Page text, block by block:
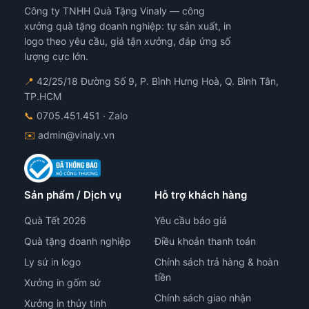
thể
được
chọn
sản
Công ty TNHH Quà Tặng Vinaly — công
xưởng quà tặng doanh nghiệp: tự sản xuất, in
logo theo yêu cầu, giá tận xưởng, đáp ứng số
lượng cực lớn.
📍 42/25/18 Đường Số 9, P. Bình Hưng Hoà, Q. Bình Tân,
TP.HCM
📞 0705.451.451 · Zalo
✉️ admin@vinaly.vn
Sản phẩm / Dịch vụ
Quà Tết 2026
Quà tặng doanh nghiệp
Ly sứ in logo
Xưởng in gốm sứ
Xưởng in thủy tinh
Hỗ trợ khách hàng
Yêu cầu báo giá
Điều khoản thanh toán
Chính sách trả hàng & hoàn
tiền
Chính sách giao nhận